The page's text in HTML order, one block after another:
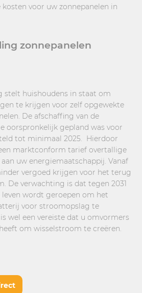
voor uw zonnepanelen in
zonnepanelen
stelt huishoudens in staat om
te krijgen voor zelf opgewekte
De afschaffing van de
oorspronkelijk gepland was voor
tot minimaal 2025. Hierdoor
marktconform tarief overtallige
uw energiemaatschappij. Vanaf
vergoed krijgen voor het terug
De verwachting is dat tegen 2031
wordt geroepen om het
voor stroomopslag te
wel een vereiste dat u omvormers
om wisselstroom te creëren.